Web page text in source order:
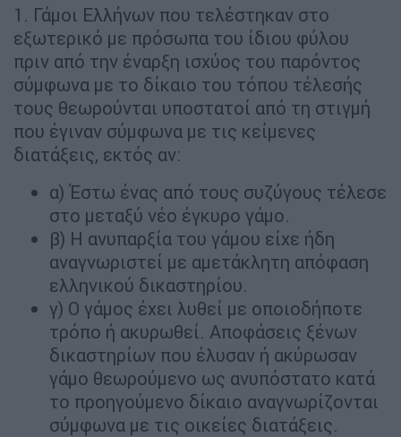
1. Γάμοι Ελλήνων που τελέστηκαν στο
εξωτερικό με πρόσωπα του ίδιου φύλου
πριν από την έναρξη ισχύος του παρόντος
σύμφωνα με το δίκαιο του τόπου τέλεσής
τους θεωρούνται υποστατοί από τη στιγμή
που έγιναν σύμφωνα με τις κείμενες
διατάξεις, εκτός αν:
α) Έστω ένας από τους συζύγους τέλεσε
στο μεταξύ νέο έγκυρο γάμο.
β) Η ανυπαρξία του γάμου είχε ήδη
αναγνωριστεί με αμετάκλητη απόφαση
ελληνικού δικαστηρίου.
γ) O γάμος έχει λυθεί με οποιοδήποτε
τρόπο ή ακυρωθεί. Αποφάσεις ξένων
δικαστηρίων που έλυσαν ή ακύρωσαν
γάμο θεωρούμενο ως ανυπόστατο κατά
το προηγούμενο δίκαιο αναγνωρίζονται
σύμφωνα με τις οικείες διατάξεις.